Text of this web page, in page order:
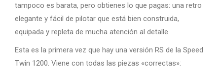
tampoco es barata, pero obtienes lo que pagas: una retro
elegante y fácil de pilotar que está bien construida,
equipada y repleta de mucha atención al detalle.
Esta es la primera vez que hay una versión RS de la Speed
Twin 1200. Viene con todas las piezas «correctas»: